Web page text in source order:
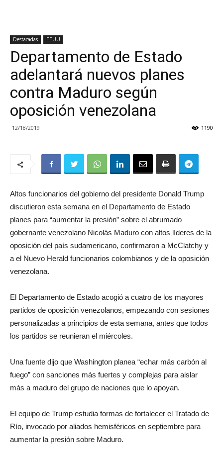
Destacadas EEUU
Departamento de Estado
adelantará nuevos planes
contra Maduro según
oposición venezolana
12/18/2019 1190
Altos funcionarios del gobierno del presidente Donald Trump
discutieron esta semana en el Departamento de Estado
planes para “aumentar la presión” sobre el abrumado
gobernante venezolano Nicolás Maduro con altos líderes de la
oposición del país sudamericano, confirmaron a McClatchy y
a el Nuevo Herald funcionarios colombianos y de la oposición
venezolana.
El Departamento de Estado acogió a cuatro de los mayores
partidos de oposición venezolanos, empezando con sesiones
personalizadas a principios de esta semana, antes que todos
los partidos se reunieran el miércoles.
Una fuente dijo que Washington planea “echar más carbón al
fuego” con sanciones más fuertes y complejas para aislar
más a maduro del grupo de naciones que lo apoyan.
El equipo de Trump estudia formas de fortalecer el Tratado de
Río, invocado por aliados hemisféricos en septiembre para
aumentar la presión sobre Maduro.